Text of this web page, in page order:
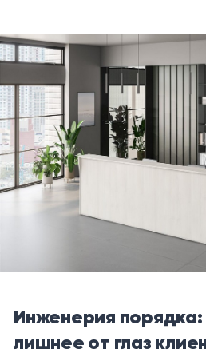
Инженерия
лишнее от глаз